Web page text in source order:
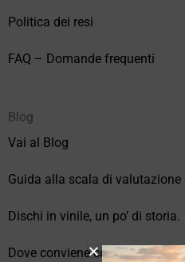
Politica dei resi
FAQ – Domande frequenti
Blog
Vai al Blog
Guida alla scala di
Dischi in vinile, un po’ di storia.
Dove conviene comprare vinili